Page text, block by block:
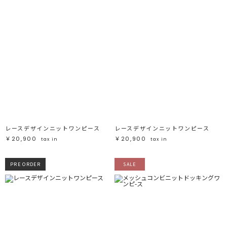
レースデザインニットワンピース
￥20,900
tax in
レースデザインニットワンピース
￥20,900
tax in
PRE ORDER SALE